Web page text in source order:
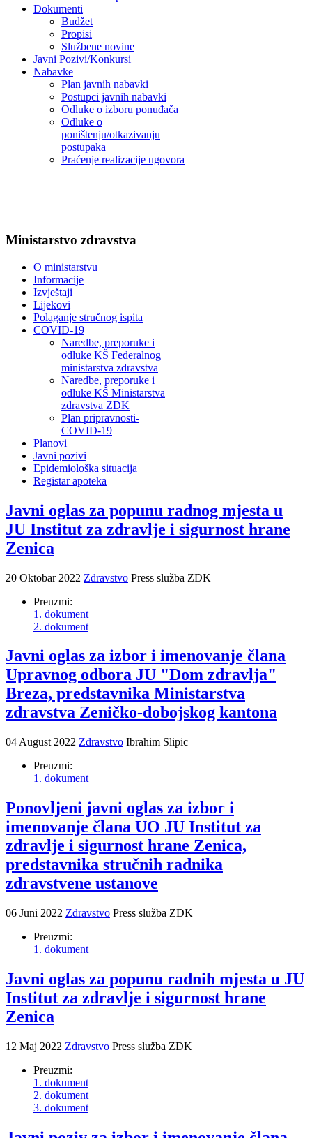
Dokumenti
Budžet
Propisi
Službene novine
Javni Pozivi/Konkursi
Nabavke
Plan javnih nabavki
Postupci javnih nabavki
Odluke o izboru ponuđača
Odluke o
poništenju/otkazivanju
postupaka
Praćenje realizacije ugovora
Ministarstvo zdravstva
O ministarstvu
Informacije
Izvještaji
Lijekovi
Polaganje stručnog ispita
COVID-19
Naredbe, preporuke i
odluke KŠ Federalnog
ministarstva zdravstva
Naredbe, preporuke i
odluke KŠ Ministarstva
zdravstva ZDK
Plan pripravnosti-
COVID-19
Planovi
Javni pozivi
Epidemiološka situacija
Registar apoteka
Javni oglas za popunu radnog mjesta u
JU Institut za zdravlje i sigurnost hrane
Zenica
20 Oktobar 2022 Zdravstvo Press služba ZDK
Preuzmi:
1. dokument
2. dokument
Javni oglas za izbor i imenovanje člana
Upravnog odbora JU "Dom zdravlja"
Breza, predstavnika Ministarstva
zdravstva Zeničko-dobojskog kantona
04 August 2022 Zdravstvo Ibrahim Slipic
Preuzmi:
1. dokument
Ponovljeni javni oglas za izbor i
imenovanje člana UO JU Institut za
zdravlje i sigurnost hrane Zenica,
predstavnika stručnih radnika
zdravstvene ustanove
06 Juni 2022 Zdravstvo Press služba ZDK
Preuzmi:
1. dokument
Javni oglas za popunu radnih mjesta u JU
Institut za zdravlje i sigurnost hrane
Zenica
12 Maj 2022 Zdravstvo Press služba ZDK
Preuzmi:
1. dokument
2. dokument
3. dokument